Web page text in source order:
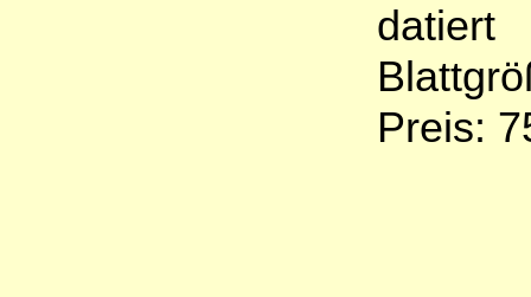
datiert
Preis: